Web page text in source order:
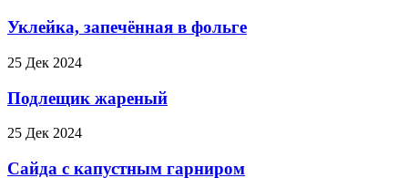
Уклейка, запечённая в фольге
25 Дек 2024
Подлещик жареный
25 Дек 2024
Сайда с капустным гарниром